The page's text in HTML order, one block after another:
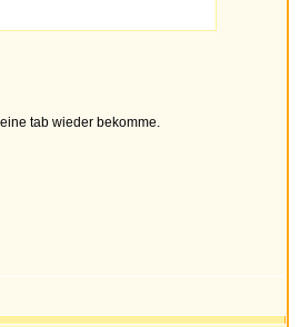
tab wieder bekomme.